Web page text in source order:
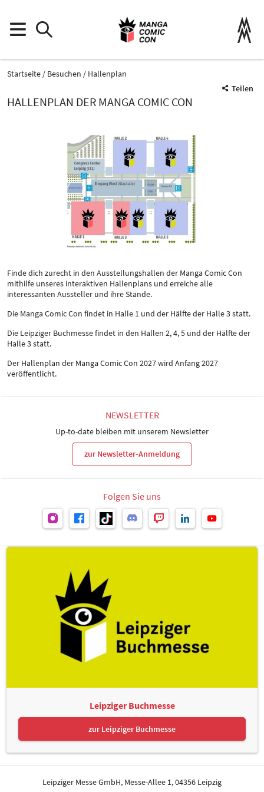
Startseite Besuchen
Hallenplan
Teilen
HALLENPLAN DER MANGA COMIC CON
Finde dich zurecht in den Ausstellungshallen der Manga Comic Con
mithilfe unseres interaktiven Hallenplans und erreiche alle
interessanten Aussteller und ihre Stände.
Die Manga Comic Con findet in Halle 1 und der Hälfte der Halle 3 statt.
Die Leipziger Buchmesse findet in den Hallen 2, 4, 5 und der Hälfte der
Halle 3 statt.
Der Hallenplan der Manga Comic Con 2027 wird Anfang 2027
veröffentlicht.
NEWSLETTER
Up-to-date bleiben mit unserem Newsletter
zur Newsletter-Anmeldung
Folgen Sie uns
Leipziger Buchmesse
zur Leipziger Buchmesse
Leipziger Messe GmbH, Messe-Allee 1, 04356 Leipzig